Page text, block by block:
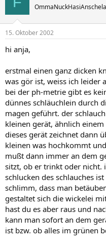
OmmaNuckHasiAnschela
15. Oktober 2002
hi anja,
erstmal einen ganz dicken
was gör ist, weiss ich leider
bei der ph-metrie gibt es
dünnes schläuchlein durch
magen geführt. der
kleinen gerät, ähnlich
dieses gerät zeichnet dann
kleinen was hochkommt
mußt dann immer an dem
sitzt, ob er trinkt oder nicht.
schlucken des schlauches
schlimm, dass man
gestaltet sich die wickelei
hast du es aber raus und
kann man sofort an dem
ist bzw. ob alles im grünen